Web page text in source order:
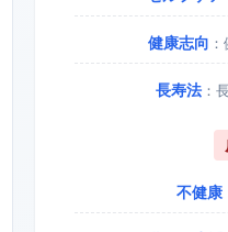
健康志向
長寿法：
不健康